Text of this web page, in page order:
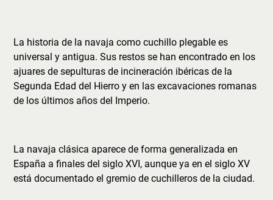
La historia de la navaja como cuchillo plegable es
universal y antigua. Sus restos se han encontrado en los
ajuares de sepulturas de incineración ibéricas de la
Segunda Edad del Hierro y en las excavaciones romanas
de los últimos años del Imperio.
La navaja clásica aparece de forma generalizada en
España a finales del siglo XVI, aunque ya en el siglo XV
está documentado el gremio de cuchilleros de la ciudad.